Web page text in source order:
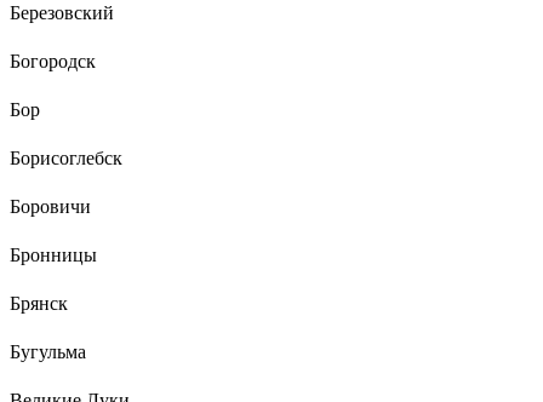
Березовский
Богородск
Бор
Борисоглебск
Боровичи
Бронницы
Брянск
Бугульма